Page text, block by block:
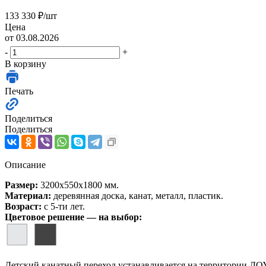
133 330 ₽/шт
Цена
от 03.08.2026
-
+
В корзину
Печать
Поделиться
Поделиться
Описание
Размер: 3200х550х1800 мм.
Материал: деревянная доска, канат, металл, пластик.
Возраст: с 5-ти лет.
Цветовое решение — на выбор: